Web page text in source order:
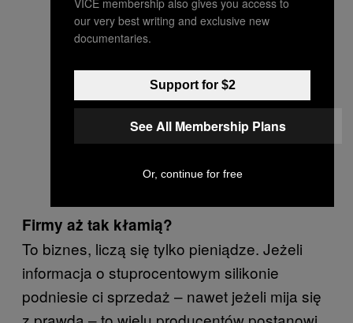
Firmy aż tak kłamią?
To biznes, liczą się tylko pieniądze. Jeżeli
informacja o stuprocentowym silikonie
podniesie ci sprzedaż – nawet jeżeli mija się
our very best writing and exclusive new
documentaries.
Support for $2
See All Membership Plans
Or, continue for free